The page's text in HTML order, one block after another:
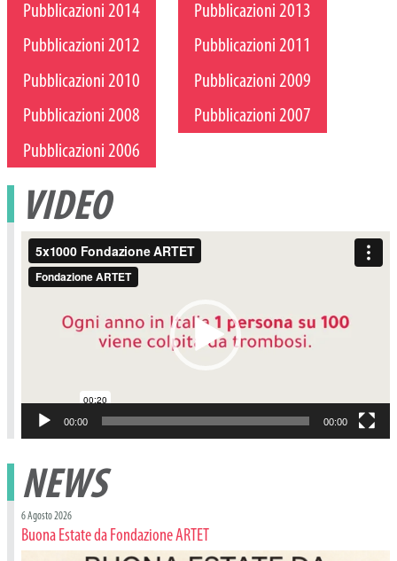
Pubblicazioni 2014
Pubblicazioni 2013
Pubblicazioni 2012
Pubblicazioni 2011
Pubblicazioni 2010
Pubblicazioni 2009
Pubblicazioni 2008
Pubblicazioni 2007
Pubblicazioni 2006
VIDEO
Video
Player
00:00 00:00
NEWS
6 Agosto 2026
Buona Estate da Fondazione ARTET